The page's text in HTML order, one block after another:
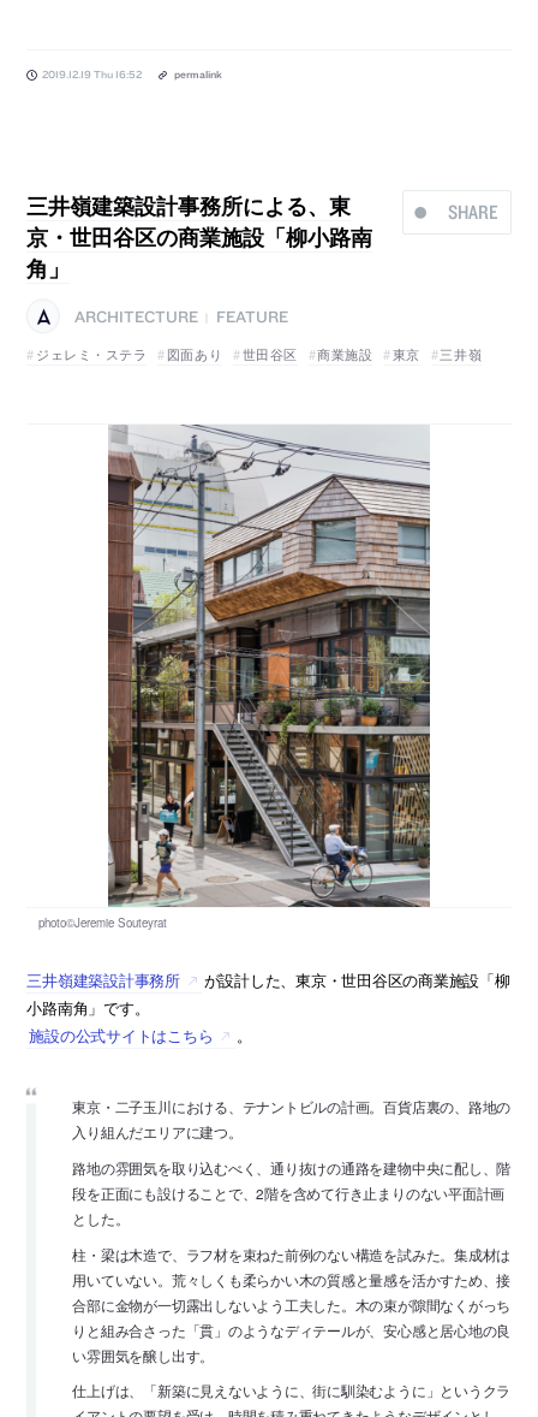
2019.12.19 Thu 16:52 permalink
SHARE
三井嶺建築設計事務所による、東
京・世田谷区の商業施設「柳小路南
角」
ARCHITECTURE
FEATURE
ジェレミ・ステラ
図面あり 世田谷区 商業施設 東京 三井嶺
三井嶺建築設計事務所
が設計した、東京・世田谷区の商業施設「柳
小路南角」です。
施設の公式サイトはこちら
。
東京・二子玉川における、テナントビルの計画。百貨店裏の、路地の
入り組んだエリアに建つ。
路地の雰囲気を取り込むべく、通り抜けの通路を建物中央に配し、階
段を正面にも設けることで、2階を含めて行き止まりのない平面計画
とした。
柱・梁は木造で、ラフ材を束ねた前例のない構造を試みた。集成材は
用いていない。荒々しくも柔らかい木の質感と量感を活かすため、接
合部に金物が一切露出しないよう工夫した。木の束が隙間なくがっち
りと組み合さった「貫」のようなディテールが、安心感と居心地の良
い雰囲気を醸し出す。
仕上げは、「新築に見えないように、街に馴染むように」というクラ